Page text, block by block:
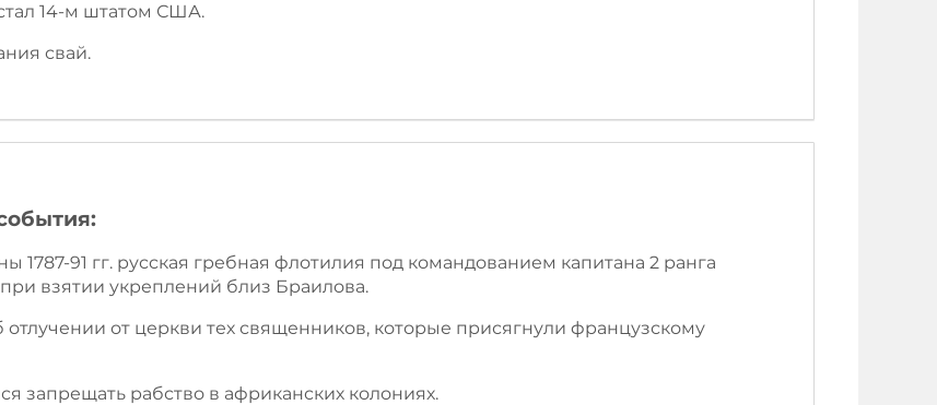
стал 14-м штатом США.
свай.
1787-91 гг. русская гребная флотилия под командованием капитана 2 ранга
взятии укреплений близ Браилова.
отлучении от церкви тех священников, которые присягнули французскому
запрещать рабство в африканских колониях.